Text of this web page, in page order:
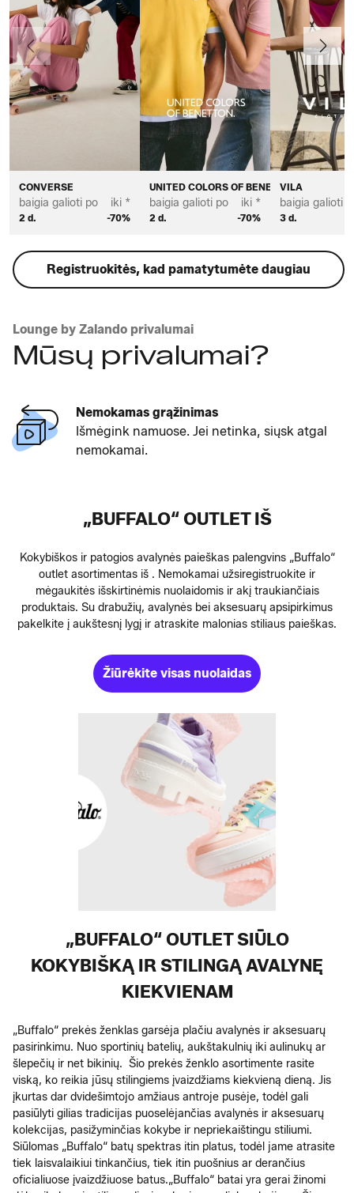
CONVERSE
baigia galioti po
2 d.
iki *
-70%
UNITED COLORS OF BENETTON
baigia galioti po
2 d.
iki *
-70%
VILA
baigia galioti
3 d.
Ankstesnis Toliau
Registruokitės, kad pamatytumėte daugiau
Lounge by Zalando privalumai
Mūsų privalumai?
Nemokamas grąžinimas
Išmėgink namuose. Jei netinka, siųsk atgal
nemokamai.
„BUFFALO“ OUTLET IŠ
Kokybiškos ir patogios avalynės paieškas palengvins „Buffalo“
outlet asortimentas iš . Nemokamai užsiregistruokite ir
mėgaukitės išskirtinėmis nuolaidomis ir akį traukiančiais
produktais. Su drabužių, avalynės bei aksesuarų apsipirkimus
pakelkite į aukštesnį lygį ir atraskite malonias stiliaus paieškas.
Žiūrėkite visas nuolaidas
„BUFFALO“ OUTLET SIŪLO
KOKYBIŠKĄ IR STILINGĄ AVALYNĘ
KIEKVIENAM
„Buffalo“ prekės ženklas garsėja plačiu avalynės ir aksesuarų
pasirinkimu. Nuo sportinių batelių, aukštakulnių iki aulinukų ar
šlepečių ir net bikinių. Šio prekės ženklo asortimente rasite
viską, ko reikia jūsų stilingiems įvaizdžiams kiekvieną dieną. Jis
įkurtas dar dvidešimtojo amžiaus antroje pusėje, todėl gali
pasiūlyti gilias tradicijas puoselėjančias avalynės ir aksesuarų
kolekcijas, pasižyminčias kokybe ir nepriekaištingu stiliumi.
Siūlomas „Buffalo“ batų spektras itin platus, todėl jame atrasite
tiek laisvalaikiui tinkančius, tiek itin puošnius ar derančius
oficialiuose įvaizdžiuose batus.„Buffalo“ batai yra gerai žinomi